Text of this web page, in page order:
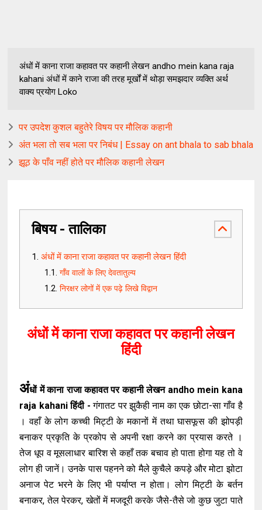
अंधों में काना राजा कहावत पर कहानी लेखन andho mein kana raja
kahani अंधों में काने राजा की तरह मूर्खों में थोड़ा समझदार व्यक्ति अर्थ
वाक्य प्रयोग Loko
पर उपदेश कुशल बहुतेरे विषय पर मौलिक कहानी
अंत भला तो सब भला पर निबंध | Essay on ant bhala to sab bhala
झूठ के पाँव नहीं होते पर मौलिक कहानी लेखन
बिषय - तालिका
अंधों में काना राजा कहावत पर कहानी लेखन हिंदी
गाँव वालों के लिए देवतातुल्य
निरक्षर लोगों में एक पढ़े लिखे विद्वान
अंधों में काना राजा कहावत पर कहानी लेखन
हिंदी
अंधों में काना राजा कहावत पर कहानी लेखन andho mein kana
raja kahani हिंदी -गंगातट पर झुकैही नाम का एक छोटा-सा गाँव है
। वहाँ के लोग कच्ची मिट्टी के मकानों में तथा घासफूस की झोपड़ी
बनाकर प्रकृति के प्रकोप से अपनी रक्षा करने का प्रयास करते ।
तेज धूप व मूसलाधार बारिश से कहाँ तक बचाव हो पाता होगा यह तो वे
लोग ही जानें। उनके पास पहनने को मैले कुचैले कपड़े और मोटा झोटा
अनाज पेट भरने के लिए भी पर्याप्त न होता। लोग मिट्टी के बर्तन
बनाकर, तेल पेरकर, खेतों में मजदूरी करके जैसे-तैसे जो कुछ जुटा पाते